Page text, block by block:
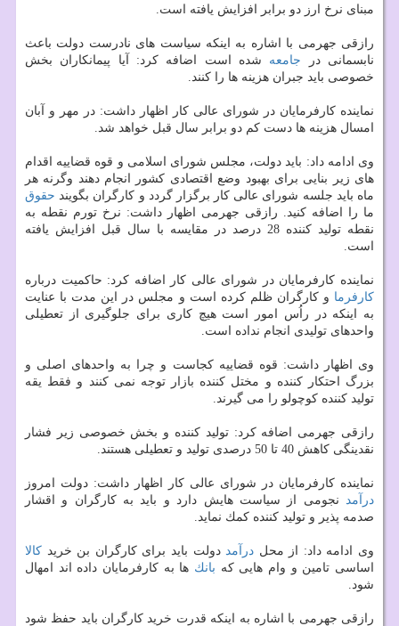
مبنای نرخ ارز دو برابر افزایش یافته است.
رازقی جهرمی با اشاره به اینكه سیاست های نادرست دولت باعث
نابسمانی در جامعه شده است اضافه كرد: آیا پیمانكاران بخش
خصوصی باید جبران هزینه ها را كنند.
نماینده كارفرمایان در شورای عالی كار اظهار داشت: در مهر و آبان
امسال هزینه ها دست كم دو برابر سال قبل خواهد شد.
وی ادامه داد: باید دولت، مجلس شورای اسلامی و قوه قضاییه اقدام
های زیر بنایی برای بهبود وضع اقتصادی كشور انجام دهند وگرنه هر
ماه باید جلسه شورای عالی كار برگزار گردد و كارگران بگویند حقوق
ما را اضافه كنید. رازقی جهرمی اظهار داشت: نرخ تورم نقطه به
نقطه تولید كننده 28 درصد در مقایسه با سال قبل افزایش یافته
است.
نماینده كارفرمایان در شورای عالی كار اضافه كرد: حاكمیت درباره
كارفرما و كارگران ظلم كرده است و مجلس در این مدت با عنایت
به اینكه در راُس امور است هیچ كاری برای جلوگیری از تعطیلی
واحدهای تولیدی انجام نداده است.
وی اظهار داشت: قوه قضاییه كجاست و چرا به واحدهای اصلی و
بزرگ احتكار كننده و مختل كننده بازار توجه نمی كنند و فقط یقه
تولید كننده كوچولو را می گیرند.
رازقی جهرمی اضافه كرد: تولید كننده و بخش خصوصی زیر فشار
نقدینگی كاهش 40 تا 50 درصدی تولید و تعطیلی هستند.
نماینده كارفرمایان در شورای عالی كار اظهار داشت: دولت امروز
درآمد نجومی از سیاست هایش دارد و باید به كارگران و اقشار
صدمه پذیر و تولید كننده كمك نماید.
وی ادامه داد: از محل درآمددولت باید برای كارگران بن خرید كالا
اساسی تامین و وام هایی كه بانك ها به كارفرمایان داده اند امهال
شود.
رازقی جهرمی با اشاره به اینكه قدرت خرید كارگران باید حفظ شود